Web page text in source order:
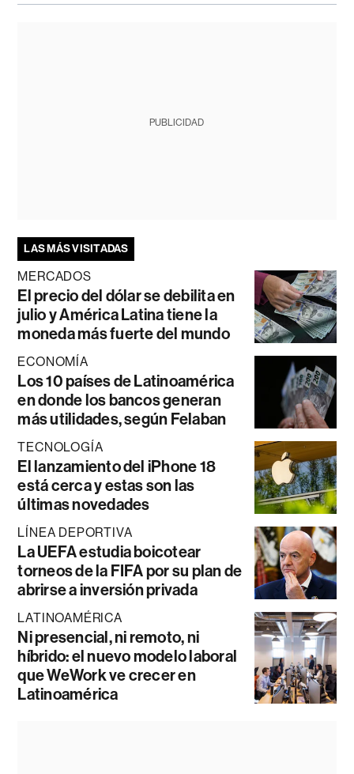
PUBLICIDAD
LAS MÁS VISITADAS
MERCADOS
El precio del dólar se debilita en
julio y América Latina tiene la
moneda más fuerte del mundo
ECONOMÍA
Los 10 países de Latinoamérica
en donde los bancos generan
más utilidades, según Felaban
TECNOLOGÍA
El lanzamiento del iPhone 18
está cerca y estas son las
últimas novedades
LÍNEA DEPORTIVA
La UEFA estudia boicotear
torneos de la FIFA por su plan de
abrirse a inversión privada
LATINOAMÉRICA
Ni presencial, ni remoto, ni
híbrido: el nuevo modelo laboral
que WeWork ve crecer en
Latinoamérica